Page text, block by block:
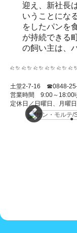
迎え、新社長
いうことにな
をしたパンを
が持続できる
の飼い主は、
土堂2-7-16 ☎0848-
営業時間 9:00～18:00
定休日／日曜日、月曜